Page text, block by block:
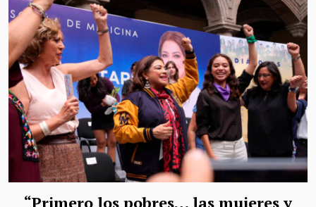
“Primero los pobres… las mujeres y